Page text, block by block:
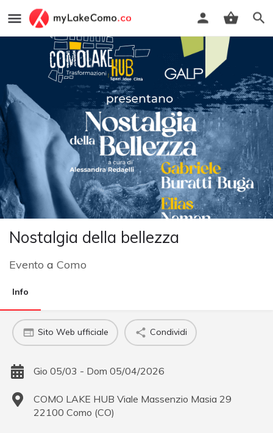
Nostalgia della bellezza
Evento a Como
Info
Sito Web ufficiale Condividi
Gio 05/03 - Dom 05/04/2026
COMO LAKE HUB Viale Massenzio Masia 29
22100 Como (CO)